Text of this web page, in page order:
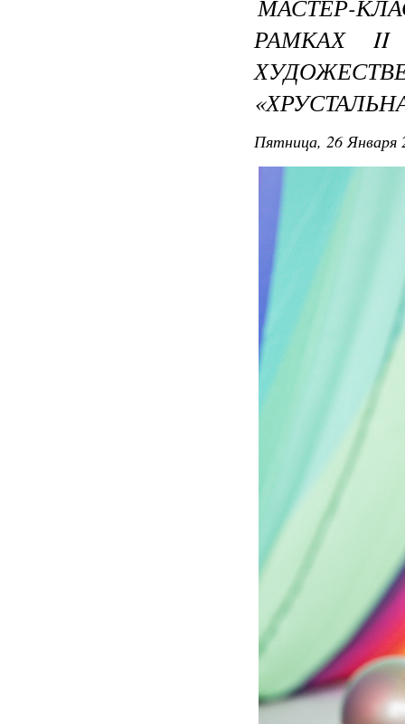
МАСТЕР-
РАМКАХ II
Пятница, 26 Января